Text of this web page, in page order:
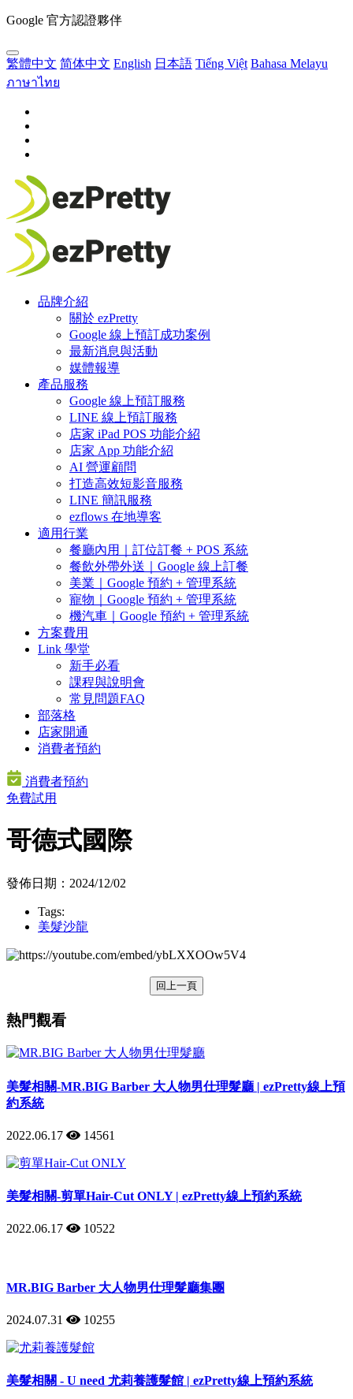
Google 官方認證夥伴
繁體中文 简体中文 English 日本語 Tiếng Việt Bahasa Melayu
ภาษาไทย
品牌介紹
關於 ezPretty
Google 線上預訂成功案例
最新消息與活動
媒體報導
產品服務
Google 線上預訂服務
LINE 線上預訂服務
店家 iPad POS 功能介紹
店家 App 功能介紹
AI 營運顧問
打造高效短影音服務
LINE 簡訊服務
ezflows 在地導客
適用行業
餐廳內用｜訂位訂餐 + POS 系統
餐飲外帶外送｜Google 線上訂餐
美業｜Google 預約 + 管理系統
寵物｜Google 預約 + 管理系統
機汽車｜Google 預約 + 管理系統
方案費用
Link 學堂
新手必看
課程與說明會
常見問題FAQ
部落格
店家開通
消費者預約
消費者預約
免費試用
哥德式國際
發佈日期：2024/12/02
Tags:
美髮沙龍
回上一頁
熱門觀看
美髮相關-MR.BIG Barber 大人物男仕理髮廳 | ezPretty線上預
約系統
2022.06.17 14561
美髮相關-剪單Hair-Cut ONLY | ezPretty線上預約系統
2022.06.17 10522
MR.BIG Barber 大人物男仕理髮廳集團
2024.07.31 10255
美髮相關 - U need 尤莉養護髮館 | ezPretty線上預約系統